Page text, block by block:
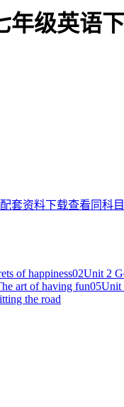
年级英语
套资料下载查看同科
of happiness02Unit 2
art of having fun05Unit
the road